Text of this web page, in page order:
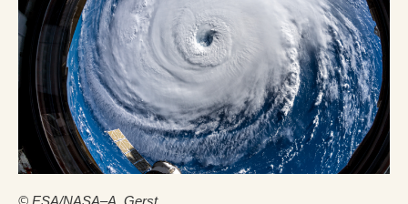
© ESA/NASA–A. Gerst